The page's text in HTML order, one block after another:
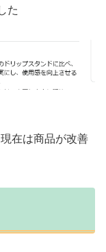
た
在は商品が改善